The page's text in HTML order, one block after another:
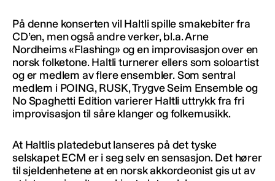
På denne konserten vil Haltli spille smakebiter fra
CD’en, men også andre verker, bl.a. Arne
Nordheims «Flashing» og en improvisasjon over en
norsk folketone. Haltli turnerer ellers som soloartist
og er medlem av flere ensembler. Som sentral
medlem i POING, RUSK, Trygve Seim Ensemble og
No Spaghetti Edition varierer Haltli uttrykk fra fri
improvisasjon til såre klanger og folkemusikk.
At Haltlis platedebut lanseres på det tyske
selskapet ECM er i seg selv en sensasjon. Det hører
til sjeldenhetene at en norsk akkordeonist gis ut av